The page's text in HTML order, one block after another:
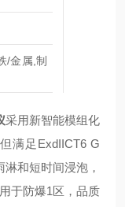
/金属,制
采用新智能模组化
满足ExdIICT6 G
和短时间浸泡，
于防爆1区，品质